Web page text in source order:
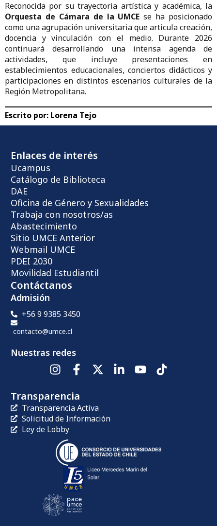
Reconocida por sutrayectoria artísticay académica, la
Orquesta de Cámara de la UMCE se ha posicionado
como unaagrupación universitariaquearticulacreación,
docencia yvinculacióncon el medio. Durante 2026
continuarádesarrollando una intensa agendade
actividades, que incluye presentaciones en
establecimientos educacionales, conciertos didácticos y
participacionesen distintosescenariosculturales de la
Región Metropolitana.
Escrito por: Lorena Tejo
Enlaces de interés
Ucampus
Catálogo de Biblioteca
DAE
Oficina de Género y Sexualidades
Trabaja con nosotros/as
Abastecimiento
Sitio UMCE Anterior
Webmail UMCE
PDEI 2030
Movilidad Estudiantil
Contáctanos
Admisión
+56 9 9385 3450
contacto@umce.cl
Nuestras redes
Transparencia
Transparencia Activa
Solicitud de Información
Ley de Lobby